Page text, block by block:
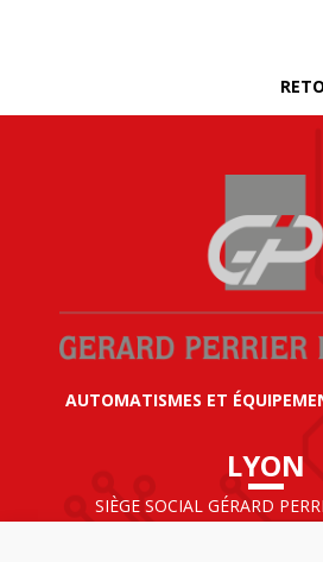
AUTOMATISMES ET
LYON
SIÈGE SOCIAL GÉRARD